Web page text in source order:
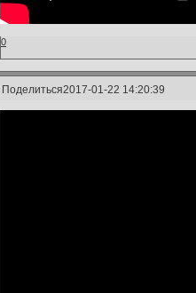
0
Поделиться2017-01-22 14:20:39